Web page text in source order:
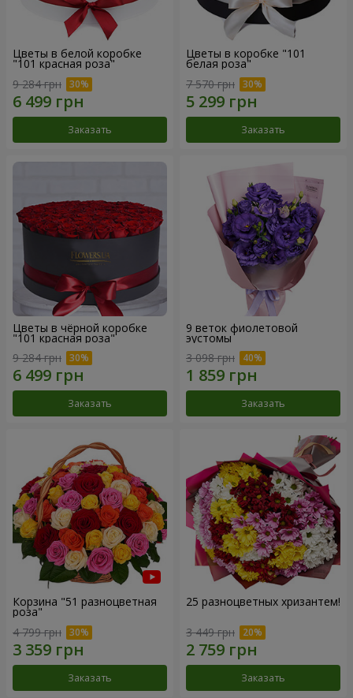
Цветы в белой коробке
"101 красная роза"
9 284 грн
Заказать
Цветы в коробке "101
белая роза"
7 570 грн
Заказать
Цветы в чёрной коробке
"101 красная роза"
9 284 грн
Заказать
9 веток фиолетовой
эустомы
3 098 грн
Заказать
Корзина "51 разноцветная
роза"
4 799 грн
Заказать
25 разноцветных хризантем!
3 449 грн
Заказать